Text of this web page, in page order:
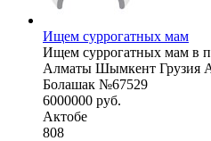
Ищем суррогатных мам
Ищем суррогатных мам в
Алматы Шымкент Грузия
Болашак №67529
6000000 руб.
Актобе
808